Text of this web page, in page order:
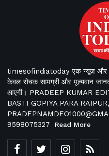
timesofindiatoday एक न्यूज़ और
केवल रोचक सामग्री और मूल्यवान
आएगी। PRADEEP KUMAR
BASTI GOPIYA PARA
9598075327
Read More